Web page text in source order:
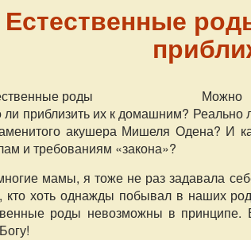
Естественные
Можно
приблизить их к домашним? Реально
акушера Мишеля Одена? И
и требованиям «закона»?
мамы, я тоже не раз задавала
кто хоть однажды побывал в наших
роды невозможны в принципе.